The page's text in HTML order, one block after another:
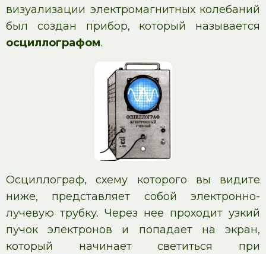
визуализации электромагнитных колебаний
был создан прибор, который называется
осциллографом.
Осциллограф, схему которого вы видите
ниже, представляет собой электронно-
лучевую трубку. Через нее проходит узкий
пучок электронов и попадает на экран,
который начинает светиться при